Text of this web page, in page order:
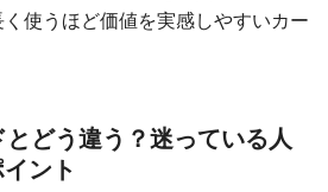
く使うほど価値を実感しやすいカー
どう違う？迷っている人
ント